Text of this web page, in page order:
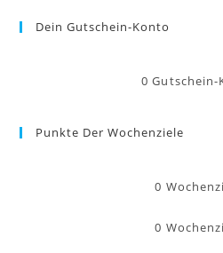
Dein Gutschein-Konto
0 Gutschein-
Punkte Der Wochenziele
0
0